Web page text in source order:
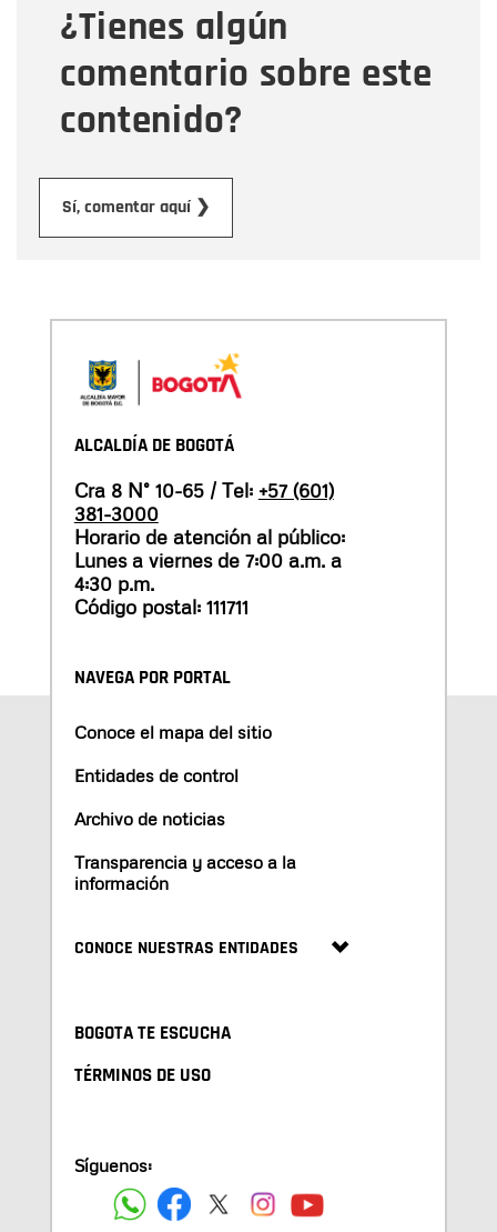
¿Tienes algún
comentario sobre este
contenido?
Sí, comentar aquí ❯
Mensaje
ALCALDÍA DE BOGOTÁ
Cra 8 N° 10-65 / Tel: +57 (601)
381-3000
Horario de atención al público:
Lunes a viernes de 7:00 a.m. a
4:30 p.m.
Código postal: 111711
NAVEGA POR PORTAL
Conoce el mapa del sitio
Entidades de control
Archivo de noticias
Transparencia y acceso a la
información
CONOCE NUESTRAS ENTIDADES
BOGOTA TE ESCUCHA
TÉRMINOS DE USO
Síguenos: